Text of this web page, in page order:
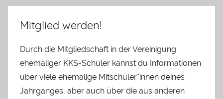
Mitglied werden!
Durch die Mitgliedschaft in der Vereinigung
ehemaliger KKS-Schüler kannst du Informationen
über viele ehemalige Mitschüler*innen deines
Jahrganges, aber auch über die aus anderen